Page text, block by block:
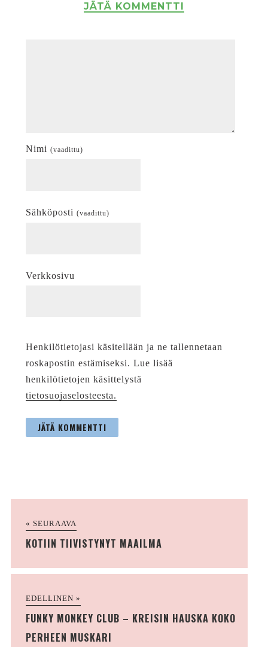
JÄTÄ KOMMENTTI
Nimi (vaadittu)
Sähköposti (vaadittu)
Verkkosivu
Henkilötietojasi käsitellään ja ne tallennetaan
roskapostin estämiseksi. Lue lisää
henkilötietojen käsittelystä
tietosuojaselosteesta.
« SEURAAVA
KOTIIN TIIVISTYNYT MAAILMA
EDELLINEN »
FUNKY MONKEY CLUB – KREISIN HAUSKA KOKO
PERHEEN MUSKARI